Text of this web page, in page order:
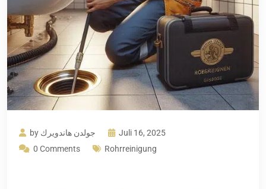
by جولدن هاندويرك
Juli 16, 2025
0 Comments
Rohrreinigung